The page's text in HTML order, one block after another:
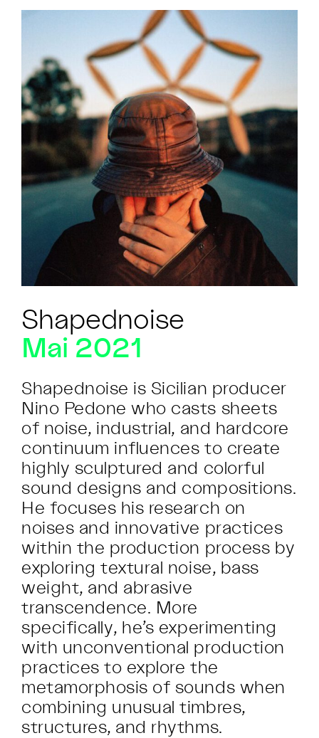
Shapednoise
Mai 2021
Shapednoise is Sicilian producer
Nino Pedone who casts sheets
of noise, industrial, and hardcore
continuum influences to create
highly sculptured and colorful
sound designs and compositions.
He focuses his research on
noises and innovative practices
within the production process by
exploring textural noise, bass
weight, and abrasive
transcendence. More
specifically, he’s experimenting
with unconventional production
practices to explore the
metamorphosis of sounds when
combining unusual timbres,
structures, and rhythms.